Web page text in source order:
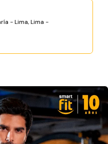
- Lima, Lima -